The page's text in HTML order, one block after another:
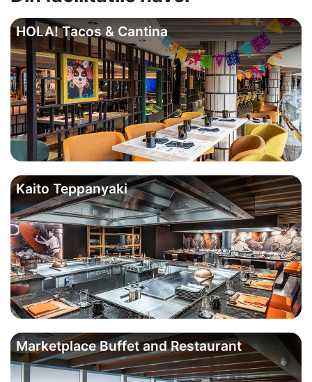
HOLA! Tacos & Cantina
Kaito Teppanyaki
Marketplace Buffet and Restaurant